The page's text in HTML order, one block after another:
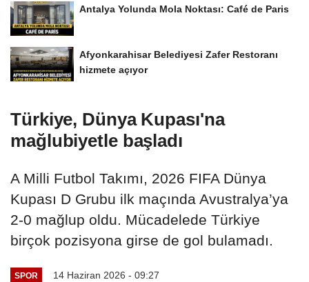
Antalya Yolunda Mola Noktası: Café de Paris
Afyonkarahisar Belediyesi Zafer Restoranı
hizmete açıyor
Türkiye, Dünya Kupası'na
mağlubiyetle başladı
A Milli Futbol Takımı, 2026 FIFA Dünya
Kupası D Grubu ilk maçında Avustralya’ya
2-0 mağlup oldu. Mücadelede Türkiye
birçok pozisyona girse de gol bulamadı.
SPOR 14 Haziran 2026 - 09:27